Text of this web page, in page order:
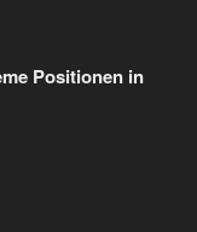
Positionen in